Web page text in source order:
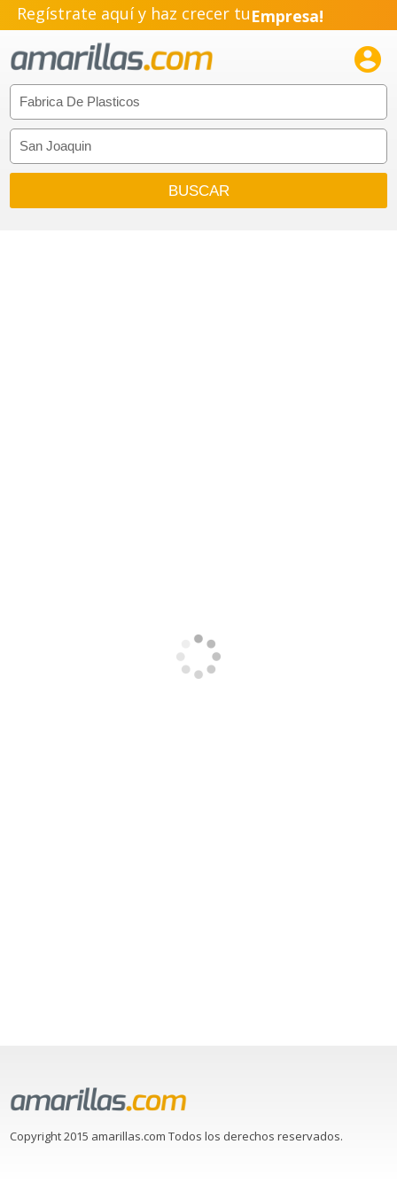
Regístrate aquí y haz crecer tuEmpresa!
Pyme!
Emprendimiento!

Copyright 2015 amarillas.com Todos los derechos reservados.